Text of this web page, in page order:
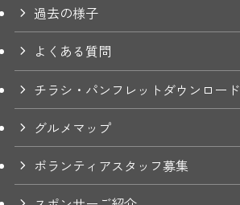
過去の様子
よくある質問
チラシ・パンフレットダウンロード
グルメマップ
ボランティアスタッフ募集